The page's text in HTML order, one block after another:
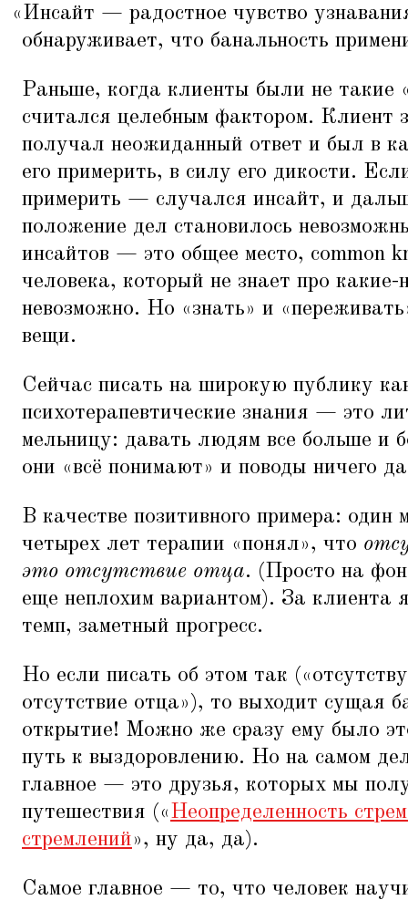
«Инсайт — радостное чувство
обнаруживает, что банальность
Раньше, когда клиенты были не такие
считался целебным фактором. Клиент
получал неожиданный ответ и был в
его примерить, в силу его дикости.
примерить — случался инсайт, и
положение дел становилось
инсайтов — это общее место, common
человека, который не знает про какие-
невозможно. Но «знать» и «
вещи.
Сейчас писать на широкую публику
психотерапевтические знания — это
мельницу: давать людям все больше и
они «всё понимают» и поводы ничего
В качестве позитивного примера: один
четырех лет терапии «понял», что
это отсутствие отца. (Просто на
еще неплохим вариантом). За клиента
темп, заметный прогресс.
Но если писать об этом так
отсутствие отца»), то выходит сущая
открытие! Можно же сразу ему было
путь к выздоровлению. Но на самом
главное — это друзья, которых мы
путешествия («Неопределенность
стремлений», ну да, да).
Самое главное — то, что человек